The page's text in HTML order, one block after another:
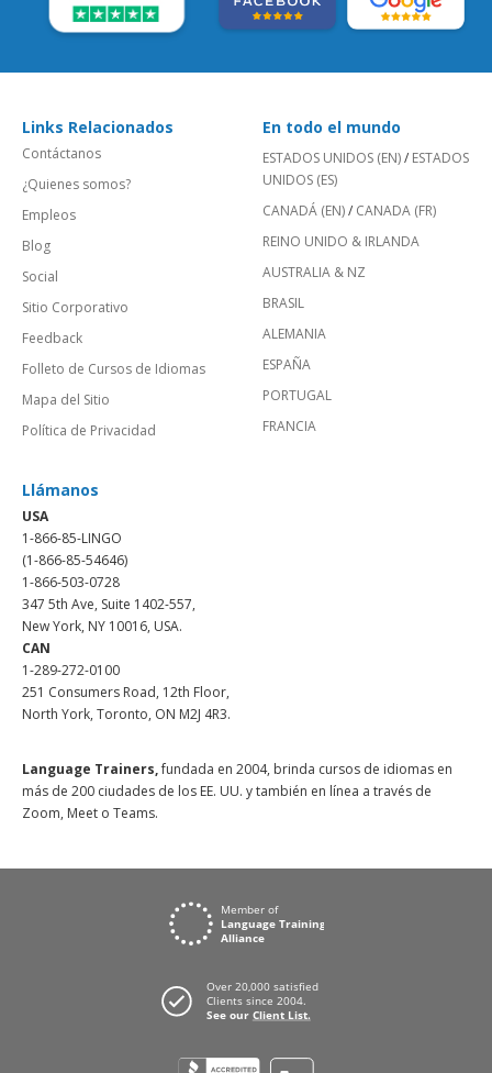
Links Relacionados
Contáctanos
¿Quienes somos?
Empleos
Blog
Social
Sitio Corporativo
Feedback
Folleto de Cursos de Idiomas
Mapa del Sitio
Política de Privacidad
En todo el mundo
ESTADOS UNIDOS (EN)/ ESTADOS
UNIDOS (ES)
CANADÁ (EN)/ CANADA (FR)
REINO UNIDO & IRLANDA
AUSTRALIA & NZ
BRASIL
ALEMANIA
ESPAÑA
PORTUGAL
FRANCIA
Llámanos
USA
1-866-85-LINGO
(1-866-85-54646)
1-866-503-0728
347 5th Ave, Suite 1402-557,
New York, NY 10016, USA.
CAN
1-289-272-0100
251 Consumers Road, 12th Floor,
North York, Toronto, ON M2J 4R3.
Language Trainers,fundada en 2004, brinda cursos de idiomas en
más de 200 ciudades de los EE. UU. y también en línea a través de
Zoom, Meet o Teams.